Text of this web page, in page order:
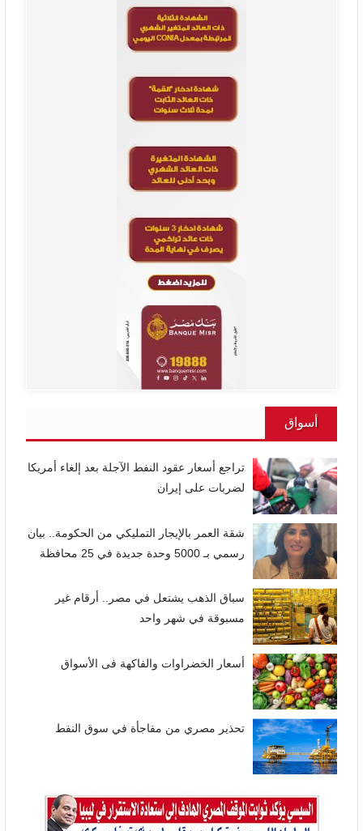
أسواق
تراجع أسعار عقود النفط الآجلة بعد إلغاء أمريكا
لضربات على إيران
شقة العمر بالإيجار التمليكي من الحكومة.. بيان
رسمي بـ 5000 وحدة جديدة في 25 محافظة
سباق الذهب يشتعل في مصر.. أرقام غير
مسبوقة في شهر واحد
أسعار الخضراوات والفاكهة فى الأسواق
تحذير مصري من مفاجأة في سوق النفط